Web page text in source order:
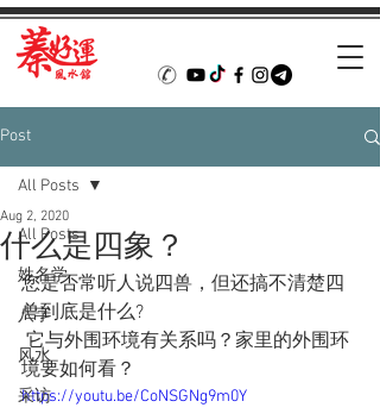
Post
All Posts
姓名学
八字
风水
采访
All Posts
什么是四象？
Aug 2, 2020
您是否常听人说四兽，但还搞不清楚四
兽到底是什么?
它与外围环境有关系吗？家里的外围环
境要如何看？
https://youtu.be/CoNSGNg9m0Y